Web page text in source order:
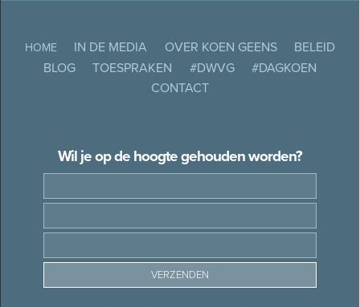
HOME IN DE MEDIA OVER KOEN GEENS
BELEID
BLOG
TOESPRAKEN #DWVG
#DAGKOEN
CONTACT
Wil je op de hoogte gehouden worden?